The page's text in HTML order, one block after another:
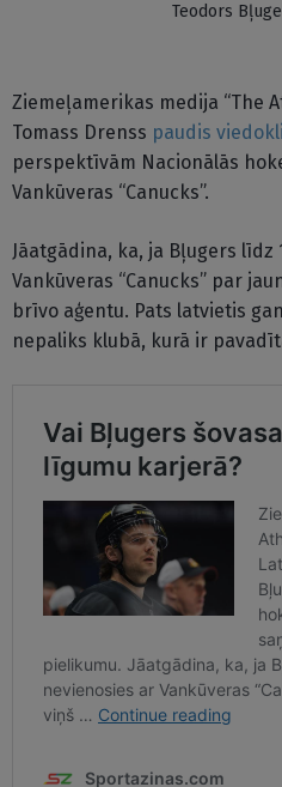
Teodors
Ziemeļamerikas medija “The
Tomass Drenss paudis viedokli
perspektīvām Nacionālās
Vankūveras “Canucks”.
Jāatgādina, ka, ja Bļugers līdz
Vankūveras “Canucks” par
brīvo aģentu. Pats latvietis
nepaliks klubā, kurā ir